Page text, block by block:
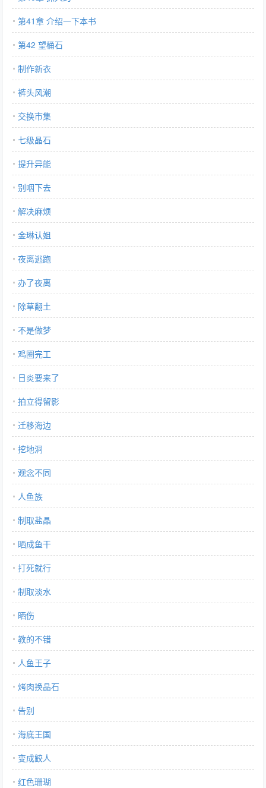
第41章 介绍一下本书
第42 望桶石
制作新衣
裤头风潮
交换市集
七级晶石
提升异能
别咽下去
解决麻烦
金琳认姐
夜离逃跑
办了夜离
除草翻土
不是做梦
鸡圈完工
日炎要来了
拍立得留影
迁移海边
挖地洞
观念不同
人鱼族
制取盐晶
晒成鱼干
打死就行
制取淡水
晒伤
教的不错
人鱼王子
烤肉换晶石
告别
海底王国
变成鲛人
红色珊瑚